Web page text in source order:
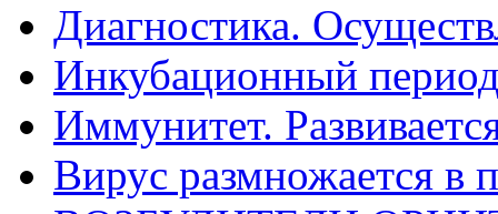
Диагностика.
Инкубационный
Иммунитет.
Вирус размножается в